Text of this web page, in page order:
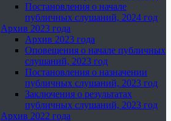
Постановления о начале
публичных слушаний, 2024 год
Архив 2023 года
Архив 2023 года
Оповещения о начале публичных
слушаний, 2023 год
Постановления о назначении
публичных слушаний, 2023 год
Заключения о результатах
публичных слушаний, 2023 год
Архив 2022 года